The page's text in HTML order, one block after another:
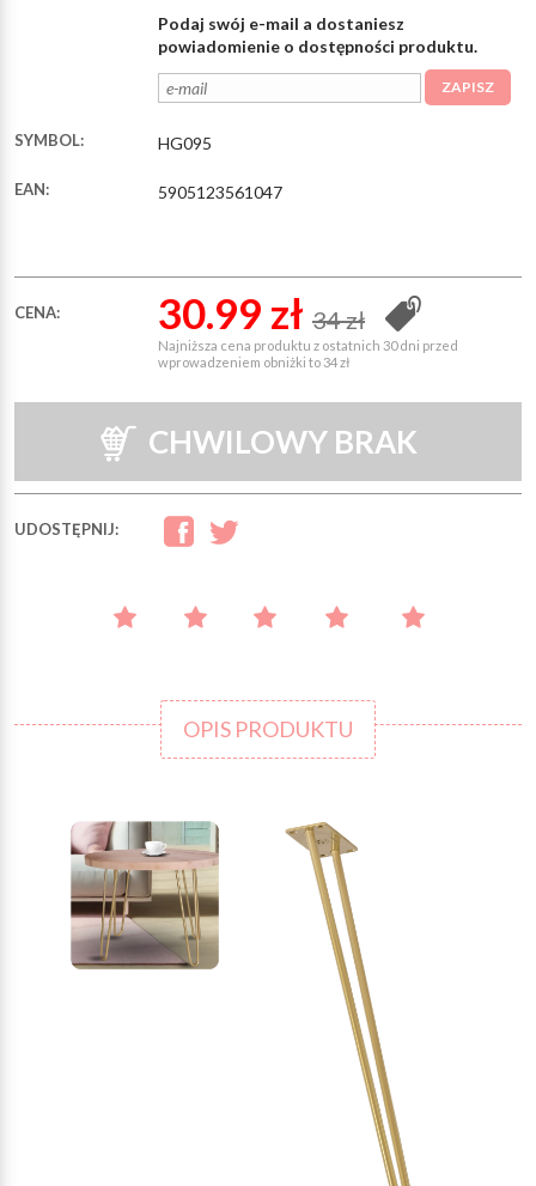
Podaj swój e-mail a dostaniesz
powiadomienie o dostępności produktu.
ZAPISZ
SYMBOL: HG095
EAN: 5905123561047
CENA: 30.99 zł 34 zł
Najniższa cena produktu z ostatnich 30 dni przed
wprowadzeniem obniżki to 34 zł
CHWILOWY BRAK
UDOSTĘPNIJ:
OPIS PRODUKTU